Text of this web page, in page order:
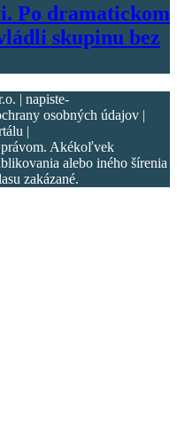
Po dramatickom
skupinu bez
| napiste-
osobných údajov |
|
právom. Akékoľvek
alebo iného šírenia
zakázané.